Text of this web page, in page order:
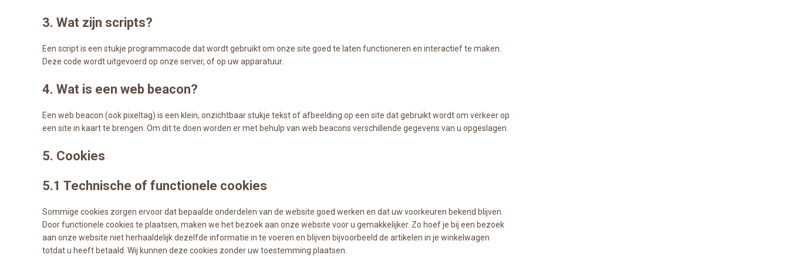
3. Wat zijn scripts?
Een script is een stukje programmacode dat wordt gebruikt om onze site goed te laten functioneren en interactief te maken.
Deze code wordt uitgevoerd op onze server, of op uw apparatuur.
4. Wat is een web beacon?
Een web beacon (ook pixeltag) is een klein, onzichtbaar stukje tekst of afbeelding op een site dat gebruikt wordt om verkeer op
een site in kaart te brengen. Om dit te doen worden er met behulp van web beacons verschillende gegevens van u opgeslagen.
5. Cookies
5.1 Technische of functionele cookies
Sommige cookies zorgen ervoor dat bepaalde onderdelen van de website goed werken en dat uw voorkeuren bekend blijven.
Door functionele cookies te plaatsen, maken we het bezoek aan onze website voor u gemakkelijker. Zo hoef je bij een bezoek
aan onze website niet herhaaldelijk dezelfde informatie in te voeren en blijven bijvoorbeeld de artikelen in je winkelwagen
totdat u heeft betaald. Wij kunnen deze cookies zonder uw toestemming plaatsen.